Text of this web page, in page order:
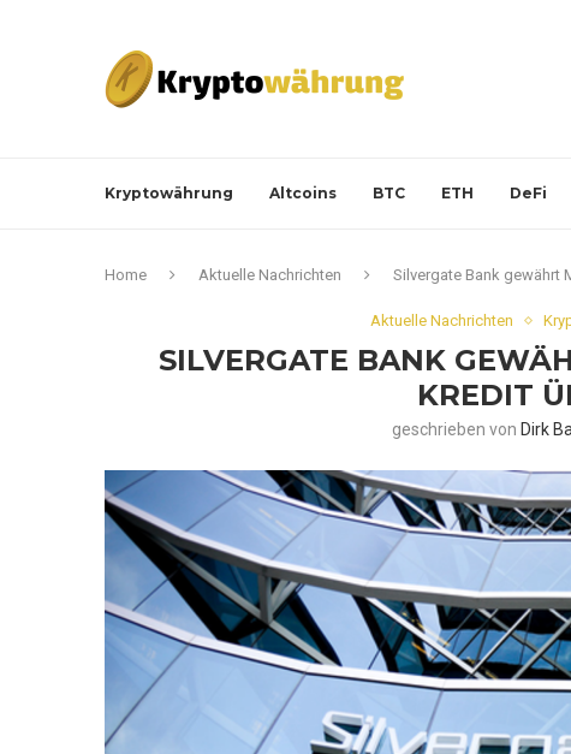
Kryptowährung Altcoins BTC ETH DeFi
Home Aktuelle Nachrichten Silvergate Bank gewährt
Aktuelle Nachrichten
SILVERGATE BANK
KREDIT
geschrieben von Dirk